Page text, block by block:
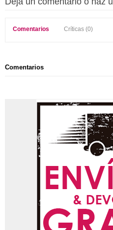
Comentarios Críticas (0)
Comentarios